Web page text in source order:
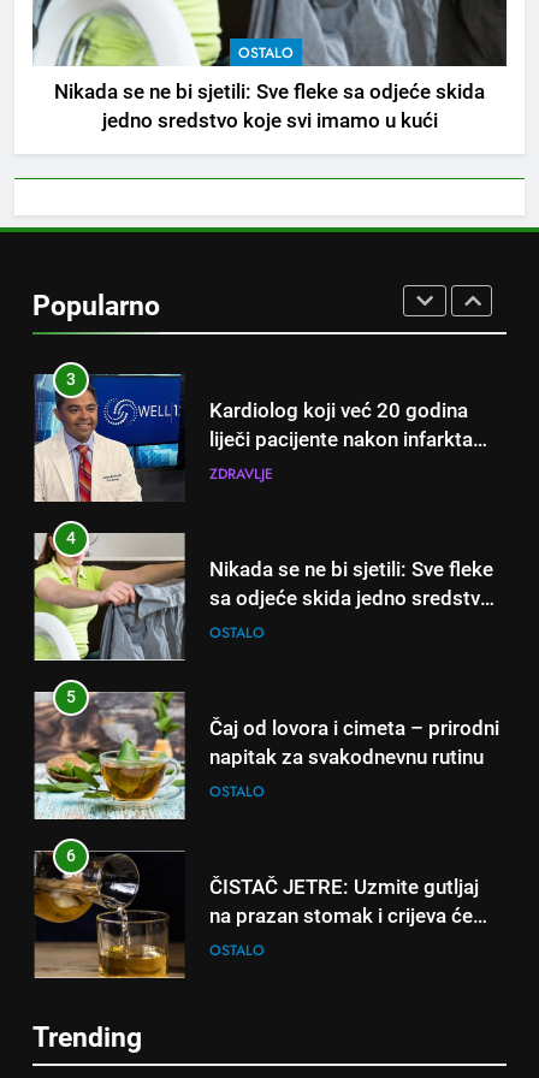
OSTALO
Nikada se ne bi sjetili: Sve fleke sa odjeće skida
jedno sredstvo koje svi imamo u kući
Popularno
1
Samo 1 kašičica u litru vode i
čak će se i “suhi štap”
ukorijeniti! Stari vrtlarski trik koji
iskusni baštovani čuvaju
OSTALO
2
Kako rashladiti prostoriju bez
klime i velikih računa za struju!
3
Kardiolog koji već 20 godina
liječi pacijente nakon infarkta
otkrio: Ove 4 jutarnje navike
dana!
ZDRAVLJE
4
Nikada se ne bi sjetili: Sve fleke
sa odjeće skida jedno sredstvo
koje svi imamo u kući
OSTALO
5
Čaj od lovora i cimeta – prirodni
napitak za svakodnevnu rutinu
OSTALO
6
ČISTAČ JETRE: Uzmite gutljaj
na prazan stomak i crijeva će
raditi kao sat, zaboravit ćete na
OSTALO
Trending
5
Čaj od lovora i cimeta – prirodni
napitak za svakodnevnu rutinu
6